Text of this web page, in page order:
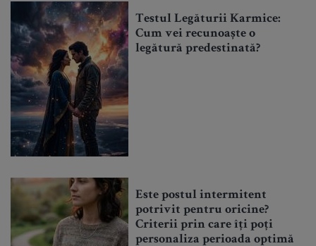
Testul Legăturii Karmice:
Cum vei recunoaște o
legătură predestinată?
Este postul intermitent
potrivit pentru oricine?
Criterii prin care îți poți
personaliza perioada optimă